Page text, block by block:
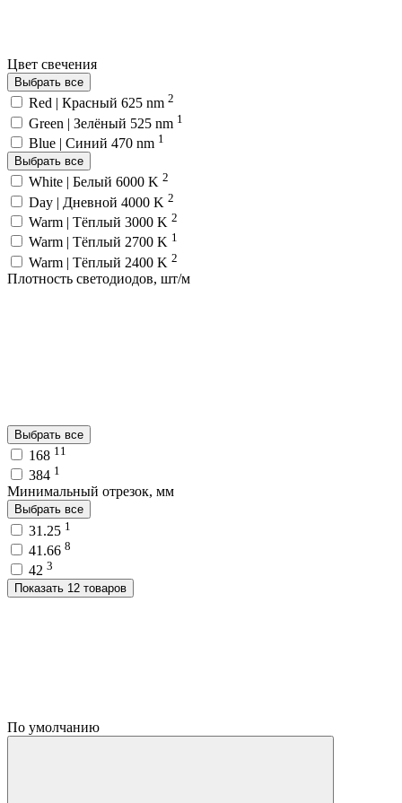
Цвет свечения
Выбрать все
Red | Красный 625 nm 2
Green | Зелёный 525 nm 1
Blue | Синий 470 nm 1
Выбрать все
White | Белый 6000 K 2
Day | Дневной 4000 K 2
Warm | Тёплый 3000 K 2
Warm | Тёплый 2700 K 1
Warm | Тёплый 2400 K 2
Плотность светодиодов, шт/м
Выбрать все
168 11
384 1
Минимальный отрезок, мм
Выбрать все
31.25 1
41.66 8
42 3
Показать 12 товаров
По умолчанию